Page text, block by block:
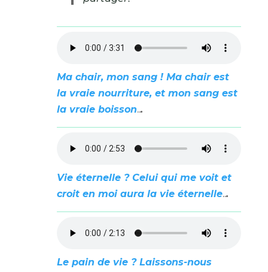
Ma chair, mon sang ! Ma chair est
la vraie nourriture, et mon sang est
la vraie boisson...
Vie éternelle ? Celui qui me voit et
croit en moi aura la vie éternelle...
Le pain de vie ? Laissons-nous